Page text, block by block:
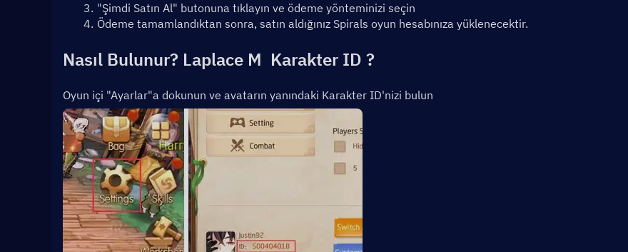
"Şimdi Satın Al" butonuna tıklayın ve ödeme yönteminizi seçin
Ödeme tamamlandıktan sonra, satın aldığınız Spirals oyun hesabınıza yüklenecektir.
Nasıl Bulunur? Laplace M
  Karakter ID ?
Oyun içi "Ayarlar"a dokunun ve avatarın yanındaki Karakter ID'nizi bulun